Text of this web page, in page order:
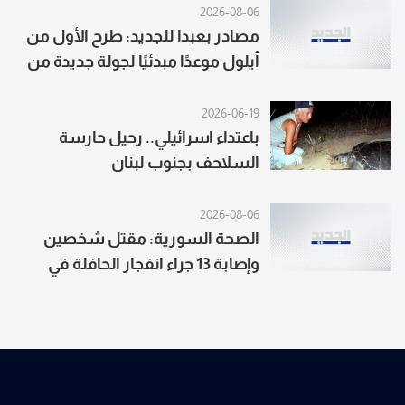
2026-08-06
مصادر بعبدا للجديد: طرح الأول من
أيلول موعدًا مبدئيًا لجولة جديدة من
الأميركي اتصالاته المنفصلة مع
الطرفين حتى تحديد الموعد النهائي
2026-06-19
باعتداء اسرائيلي.. رحيل حارسة
السلاحف بجنوب لبنان
2026-08-06
الصحة السورية: مقتل شخصين
وإصابة 13 جراء انفجار الحافلة في